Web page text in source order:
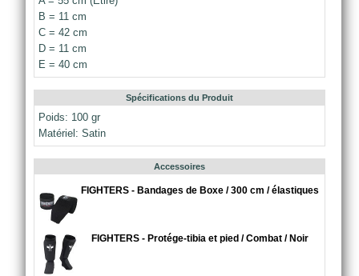
B = 11 cm
C = 42 cm
D = 11 cm
E = 40 cm
Spécifications du Produit
Poids: 100 gr
Matériel: Satin
Accessoires
FIGHTERS - Bandages de Boxe / 300 cm / élastiques
FIGHTERS - Protége-tibia et pied / Combat / Noir